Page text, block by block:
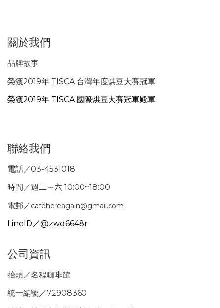
關於我們
品牌故事
榮獲2019年 TISCA 台灣年度烘豆大賽冠軍
榮獲2019年 TISCA 國際烘豆大賽冠軍殿軍
聯絡我們
電話／03-4531018
時間／週二～六 10:00~18:00
電郵／cafehereagain@gmail.com
LineID／@zwd6648r
公司資訊
抬頭／名程咖啡館
統一編號／72908360